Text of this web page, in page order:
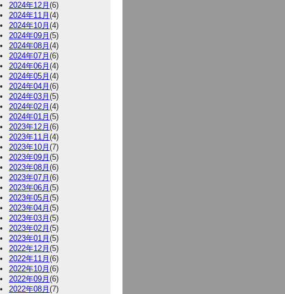
2024年12月 (6)
2024年11月 (4)
2024年10月 (4)
2024年09月 (5)
2024年08月 (4)
2024年07月 (6)
2024年06月 (4)
2024年05月 (4)
2024年04月 (6)
2024年03月 (5)
2024年02月 (4)
2024年01月 (5)
2023年12月 (6)
2023年11月 (4)
2023年10月 (7)
2023年09月 (5)
2023年08月 (6)
2023年07月 (6)
2023年06月 (5)
2023年05月 (5)
2023年04月 (5)
2023年03月 (5)
2023年02月 (5)
2023年01月 (5)
2022年12月 (5)
2022年11月 (6)
2022年10月 (6)
2022年09月 (6)
2022年08月 (7)